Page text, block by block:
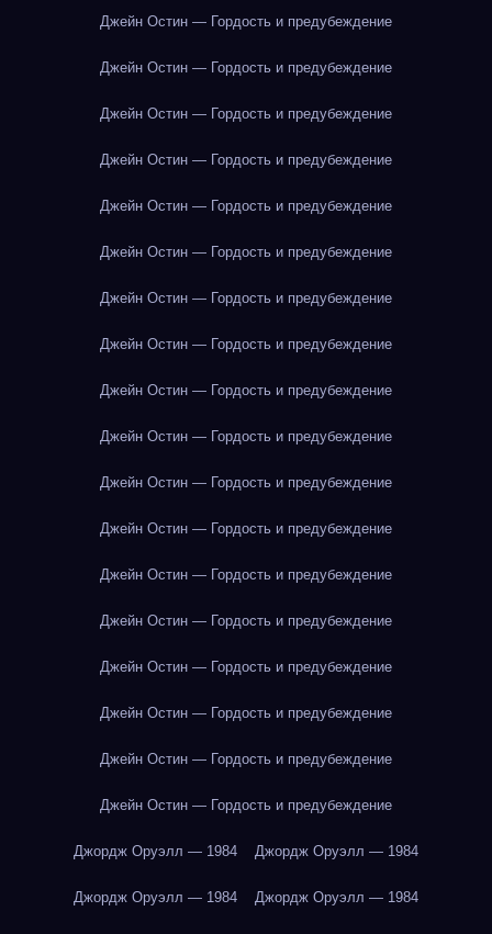
Джейн Остин — Гордость и предубеждение
Джейн Остин — Гордость и предубеждение
Джейн Остин — Гордость и предубеждение
Джейн Остин — Гордость и предубеждение
Джейн Остин — Гордость и предубеждение
Джейн Остин — Гордость и предубеждение
Джейн Остин — Гордость и предубеждение
Джейн Остин — Гордость и предубеждение
Джейн Остин — Гордость и предубеждение
Джейн Остин — Гордость и предубеждение
Джейн Остин — Гордость и предубеждение
Джейн Остин — Гордость и предубеждение
Джейн Остин — Гордость и предубеждение
Джейн Остин — Гордость и предубеждение
Джейн Остин — Гордость и предубеждение
Джейн Остин — Гордость и предубеждение
Джейн Остин — Гордость и предубеждение
Джейн Остин — Гордость и предубеждение
Джордж Оруэлл — 1984 Джордж Оруэлл — 1984
Джордж Оруэлл — 1984 Джордж Оруэлл — 1984